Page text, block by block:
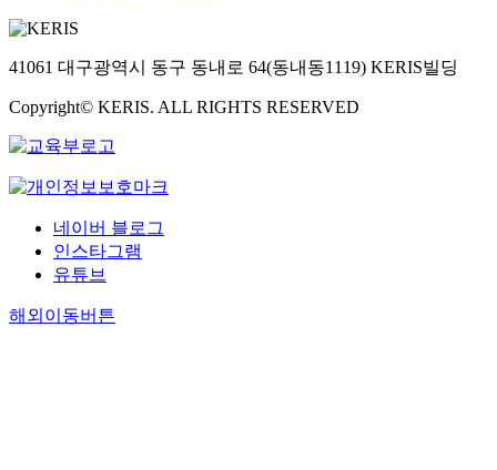
41061 대구광역시 동구 동내로 64(동내동1119) KERIS빌딩
Copyright© KERIS. ALL RIGHTS RESERVED
네이버 블로그
인스타그램
유튜브
해외이동버튼